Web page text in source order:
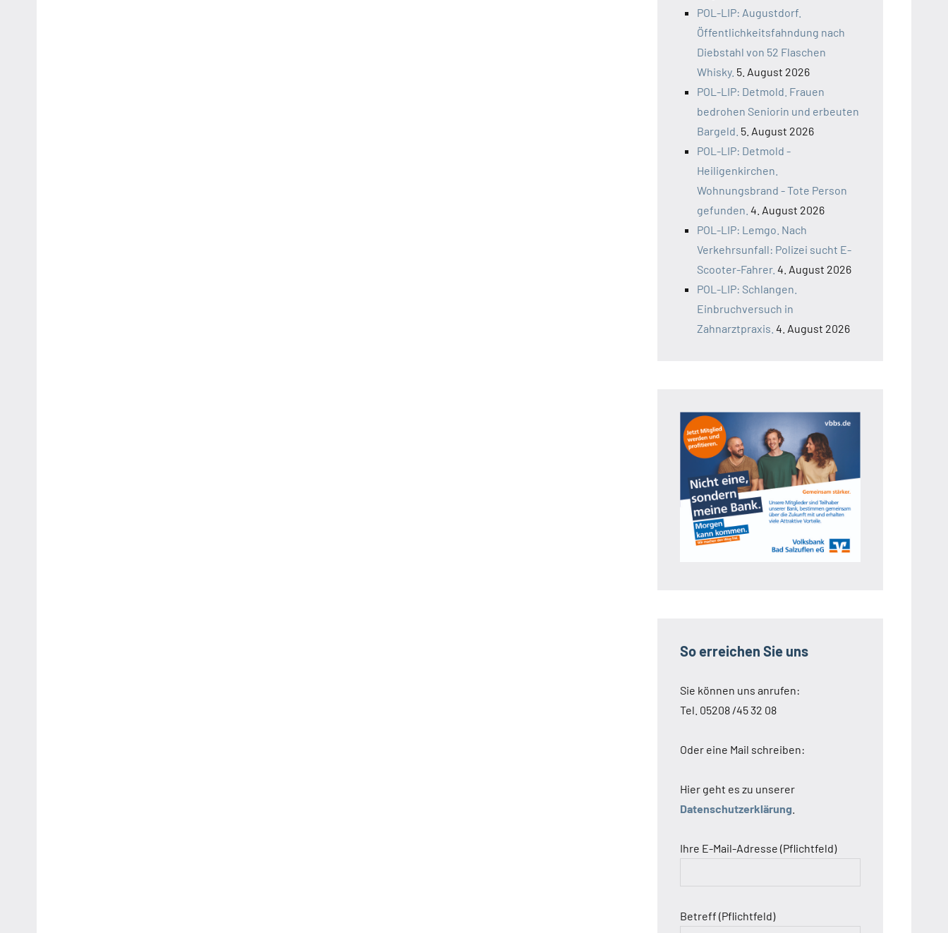
POL-LIP: Augustdorf.
Öffentlichkeitsfahndung nach
Diebstahl von 52 Flaschen
Whisky. 5. August 2026
POL-LIP: Detmold. Frauen
bedrohen Seniorin und erbeuten
Bargeld. 5. August 2026
POL-LIP: Detmold -
Heiligenkirchen.
Wohnungsbrand - Tote Person
gefunden. 4. August 2026
POL-LIP: Lemgo. Nach
Verkehrsunfall: Polizei sucht E-
Scooter-Fahrer. 4. August 2026
POL-LIP: Schlangen.
Einbruchversuch in
Zahnarztpraxis. 4. August 2026
So erreichen Sie uns
Sie können uns anrufen:
Tel. 05208 /45 32 08
Oder eine Mail schreiben:
Hier geht es zu unserer
Datenschutzerklärung
Ihre E-Mail-Adresse (Pflichtfeld)
Betreff (Pflichtfeld)